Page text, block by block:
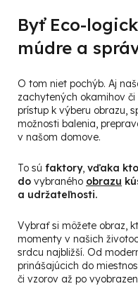
Byť Eco-
múdre a
O tom niet pochýb. Aj
zachytených okamihov
prístup k výberu obrazu,
možnosti balenia,
v našom domove.
To sú faktory, vďaka
do vybraného obrazu
a udržateľnosti.
Vybrať si môžete obraz,
momenty v našich
srdcu najbližší. Od
prinášajúcich do
či vzorov až po